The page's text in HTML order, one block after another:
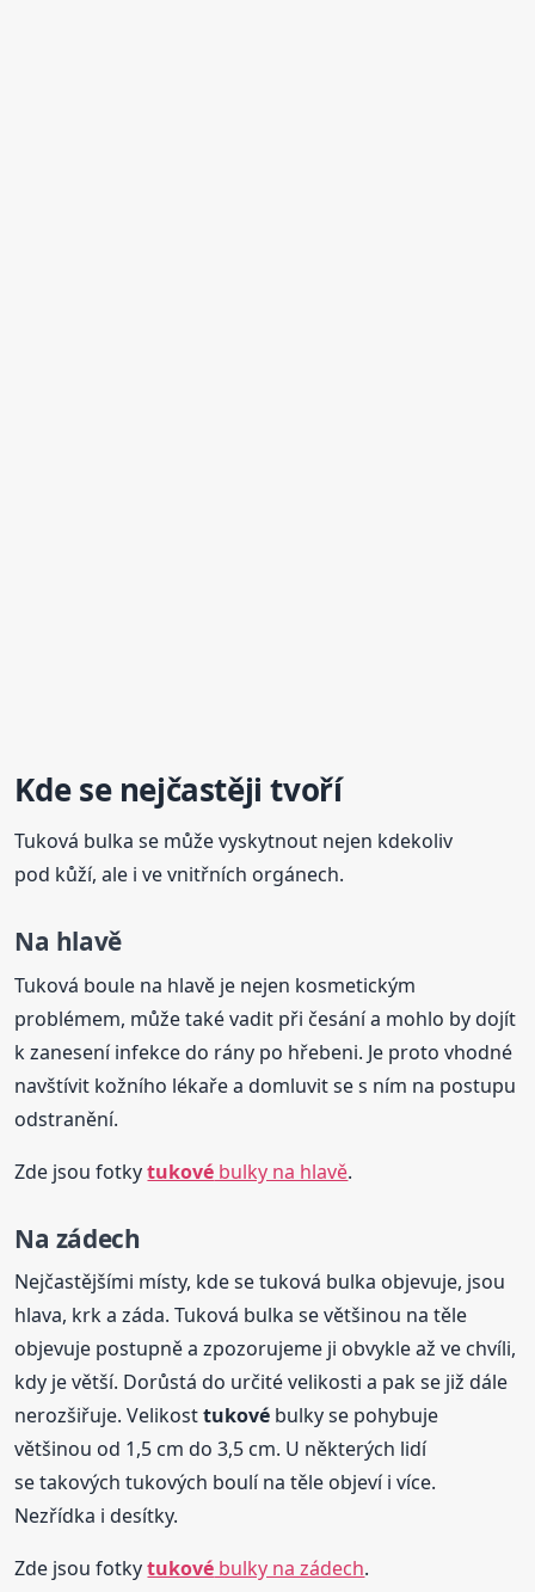
Kde se nejčastěji tvoří
Tuková bulka se může vyskytnout nejen kdekoliv
pod kůží, ale i ve vnitřních orgánech.
Na hlavě
Tuková boule na hlavě je nejen kosmetickým
problémem, může také vadit při česání a mohlo by dojít
k zanesení infekce do rány po hřebeni. Je proto vhodné
navštívit kožního lékaře a domluvit se s ním na postupu
odstranění.
Zde jsou fotkytukové bulky na hlavě.
Na zádech
Nejčastějšími místy, kde se tuková bulka objevuje, jsou
hlava, krk a záda. Tuková bulka se většinou na těle
objevuje postupně a zpozorujeme ji obvykle až ve chvíli,
kdy je větší. Dorůstá do určité velikosti a pak se již dále
nerozšiřuje. Velikosttukové bulky se pohybuje
většinou od 1,5 cm do 3,5 cm. U některých lidí
se takových tukových boulí na těle objeví i více.
Nezřídka i desítky.
Zde jsou fotkytukové bulky na zádech.